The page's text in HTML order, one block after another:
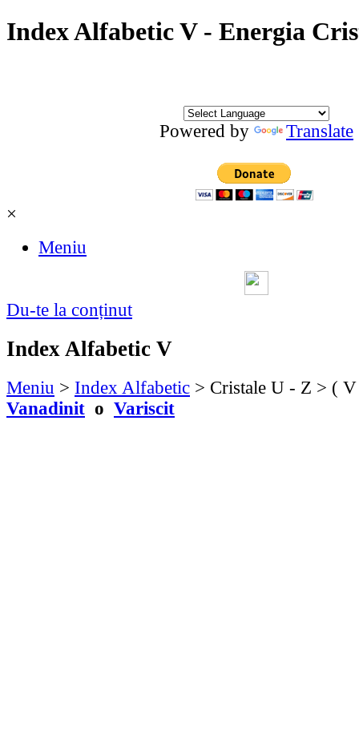
Index Alfabetic V - Energia
Powered by Translate
×
Meniu
Du-te la conținut
Index Alfabetic V
Meniu > Index Alfabetic > Cristale U - Z > (
Vanadinit o Variscit